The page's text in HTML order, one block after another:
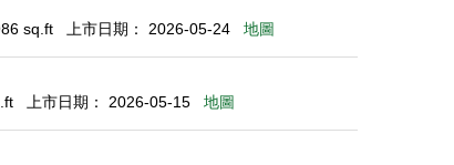
sq.ft 上市日期： 2026-05-24 地圖
上市日期： 2026-05-15 地圖